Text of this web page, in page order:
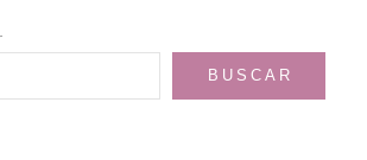
BUSCAR